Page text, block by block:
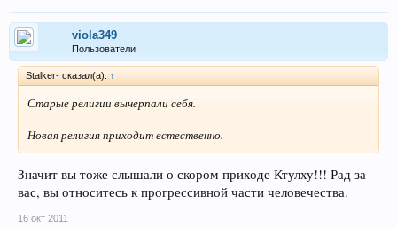
viola349
Пользователи
Stalker- сказал(а): ↑
Старые религии вычерпали себя.
Новая религия приходит естественно.
Значит вы тоже слышали о скором приходе Ктулху!!! Рад за
вас, вы относитесь к прогрессивной части человечества.
16 окт 2011